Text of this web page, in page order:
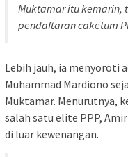
Muktamar itu kemarin,
pendaftaran caketum
Lebih jauh, ia menyoroti
Muhammad Mardiono
Muktamar. Menurutnya,
salah satu elite PPP,
di luar kewenangan.